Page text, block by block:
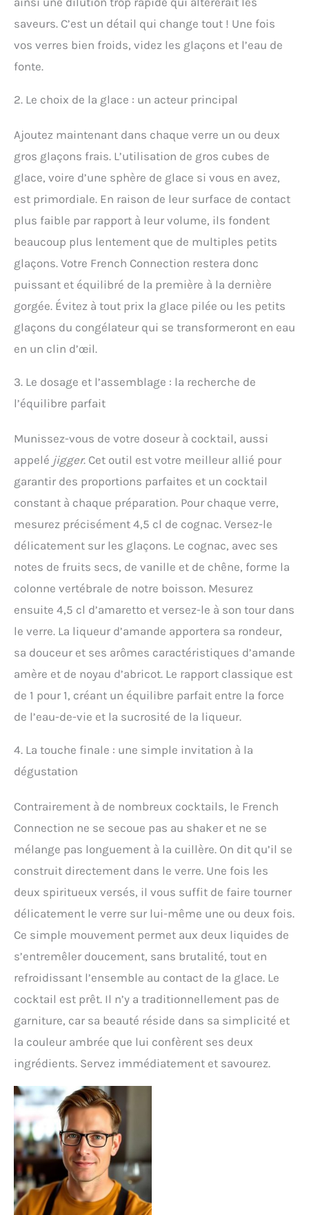
saveurs. C’est un détail qui change tout ! Une fois
vos verres bien froids, videz les glaçons et l’eau de
fonte.
2. Le choix de la glace : un acteur principal
Ajoutez maintenant dans chaque verre un ou deux
gros glaçons frais. L’utilisation de gros cubes de
glace, voire d’une sphère de glace si vous en avez,
est primordiale. En raison de leur surface de contact
plus faible par rapport à leur volume, ils fondent
beaucoup plus lentement que de multiples petits
glaçons. Votre French Connection restera donc
puissant et équilibré de la première à la dernière
gorgée. Évitez à tout prix la glace pilée ou les petits
glaçons du congélateur qui se transformeront en eau
en un clin d’œil.
3. Le dosage et l’assemblage : la recherche de
l’équilibre parfait
Munissez-vous de votre doseur à cocktail, aussi
appelé jigger. Cet outil est votre meilleur allié pour
garantir des proportions parfaites et un cocktail
constant à chaque préparation. Pour chaque verre,
mesurez précisément 4,5 cl de cognac. Versez-le
délicatement sur les glaçons. Le cognac, avec ses
notes de fruits secs, de vanille et de chêne, forme la
colonne vertébrale de notre boisson. Mesurez
ensuite 4,5 cl d’amaretto et versez-le à son tour dans
le verre. La liqueur d’amande apportera sa rondeur,
sa douceur et ses arômes caractéristiques d’amande
amère et de noyau d’abricot. Le rapport classique est
de 1 pour 1, créant un équilibre parfait entre la force
de l’eau-de-vie et la sucrosité de la liqueur.
4. La touche finale : une simple invitation à la
dégustation
Contrairement à de nombreux cocktails, le French
Connection ne se secoue pas au shaker et ne se
mélange pas longuement à la cuillère. On dit qu’il se
construit directement dans le verre. Une fois les
deux spiritueux versés, il vous suffit de faire tourner
délicatement le verre sur lui-même une ou deux fois.
Ce simple mouvement permet aux deux liquides de
s’entremêler doucement, sans brutalité, tout en
refroidissant l’ensemble au contact de la glace. Le
cocktail est prêt. Il n’y a traditionnellement pas de
garniture, car sa beauté réside dans sa simplicité et
la couleur ambrée que lui confèrent ses deux
ingrédients. Servez immédiatement et savourez.